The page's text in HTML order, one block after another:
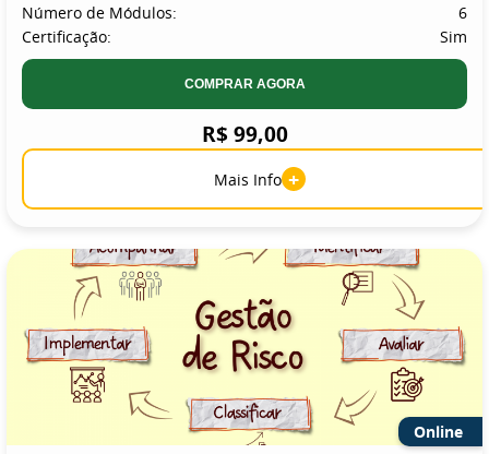
Número de Módulos:
6
Certificação:
Sim
COMPRAR AGORA
R$ 99,00
Mais Info +
Online